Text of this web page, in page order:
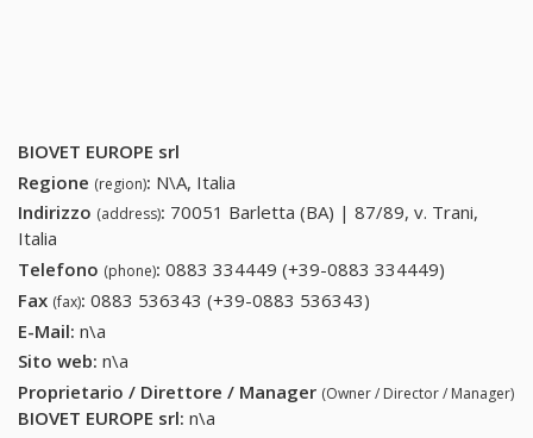
BIOVET EUROPE srl
Regione (region): N\A, Italia
Indirizzo (address): 70051 Barletta (BA) | 87/89, v. Trani,
Italia
Telefono (phone): 0883 334449 (+39-0883 334449)
Fax (fax): 0883 536343 (+39-0883 536343)
E-Mail: n\a
Sito web: n\a
Proprietario / Direttore / Manager (Owner / Director / Manager)
BIOVET EUROPE srl: n\a